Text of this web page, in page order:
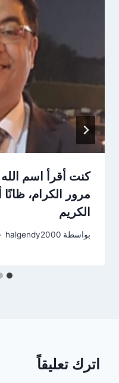
كنت أقرأ اسم
مرور الكرام،
الكريم
بواسطة halgendy2000
اترك تعليقاً